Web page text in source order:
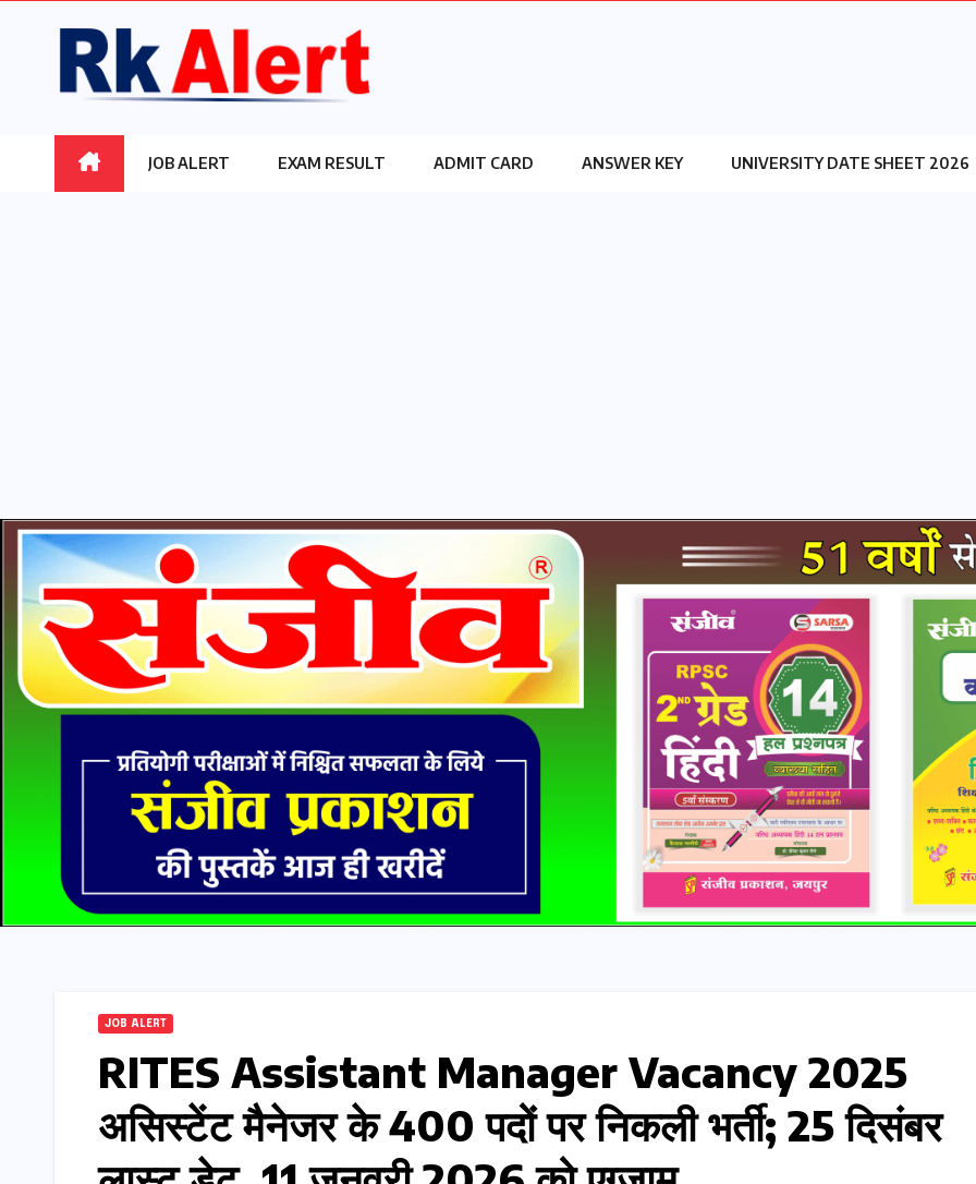
JOB ALERT EXAM RESULT ADMIT CARD ANSWER KEY UNIVERSITY DATE SHEET 2026
JOB ALERT
RITES Assistant Manager Vacancy 2025
असिस्टेंट मैनेजर के 400 पदों पर निकली भर्ती; 25 दिसंबर